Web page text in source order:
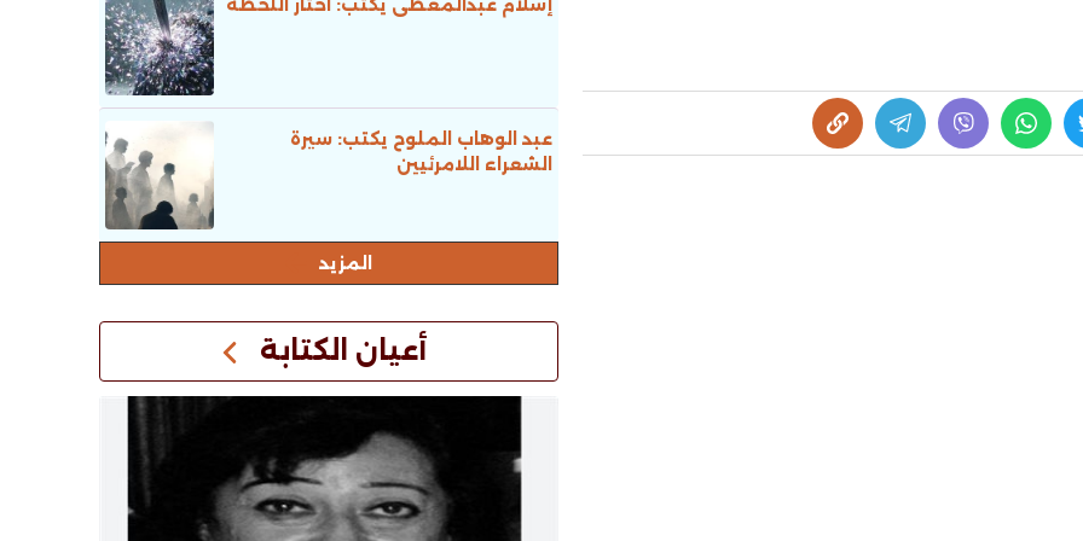
عبد الوهاب الملوح يكتب: سيرة
الشعراء اللامرئيين
المزيد
أعيان الكتابة